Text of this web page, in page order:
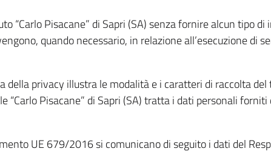
“Carlo Pisacane” di Sapri (SA) senza fornire alcun tipo
quando necessario, in relazione all’esecuzione di
della privacy illustra le modalità e i caratteri di raccolta
“Carlo Pisacane” di Sapri (SA) tratta i dati personali
UE 679/2016 si comunicano di seguito i dati del